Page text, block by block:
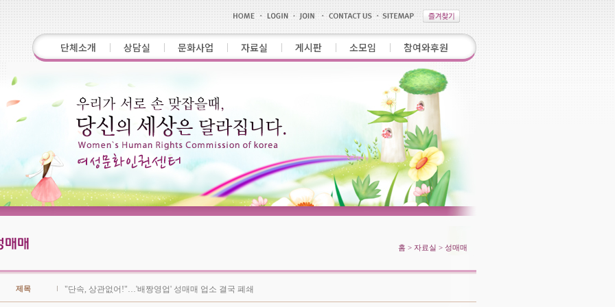
단체소개 상담실 문화사업 자료실 게시판 소모임 참여와후원
홈 > 자료실 > 성매매
제목 "단속, 상관없어!"…'배짱영업' 성매매 업소 결국 폐쇄